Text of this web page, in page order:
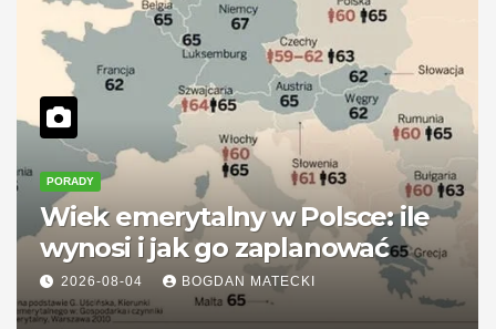
PORADY
Wiek emerytalny w Polsce: ile
wynosi i jak go zaplanować
2026-08-04 BOGDAN MATECKI